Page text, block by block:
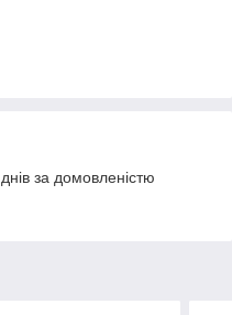
за домовленістю